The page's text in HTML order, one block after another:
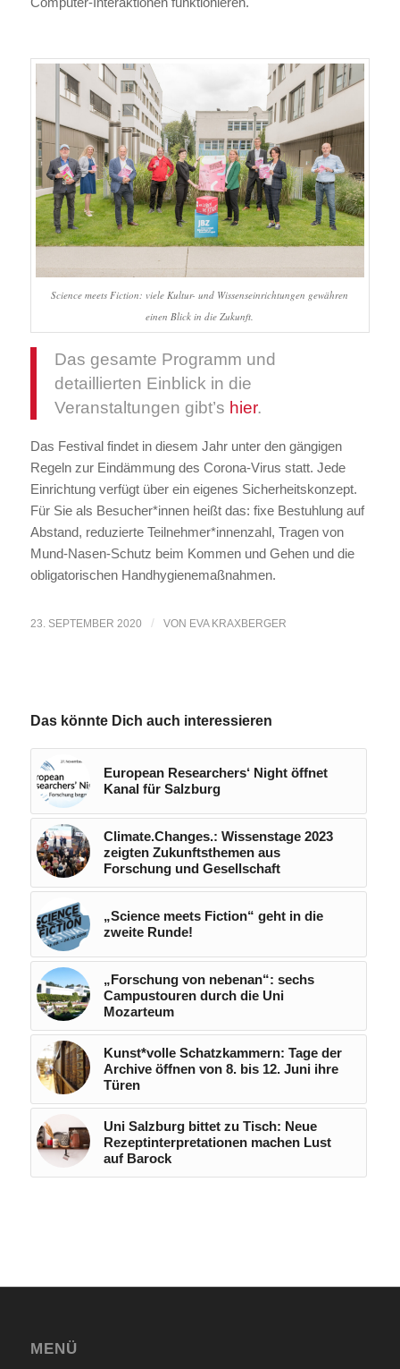
Science meets Fiction: viele Kultur- und Wissenseinrichtungen gewähren
einen Blick in die Zukunft.
Das gesamte Programm und
detaillierten Einblick in die
Veranstaltungen gibt’s hier.
Das Festival findet in diesem Jahr unter den gängigen
Regeln zur Eindämmung des Corona-Virus statt. Jede
Einrichtung verfügt über ein eigenes Sicherheitskonzept.
Für Sie als Besucher*innen heißt das: fixe Bestuhlung auf
Abstand, reduzierte Teilnehmer*innenzahl, Tragen von
Mund-Nasen-Schutz beim Kommen und Gehen und die
obligatorischen Handhygienemaßnahmen.
23. SEPTEMBER 2020 / VON EVA KRAXBERGER
Das könnte Dich auch interessieren
European Researchers‘ Night öffnet
Kanal für Salzburg
Climate.Changes.: Wissenstage 2023
zeigten Zukunftsthemen aus
Forschung und Gesellschaft
„Science meets Fiction“ geht in die
zweite Runde!
„Forschung von nebenan“: sechs
Campustouren durch die Uni
Mozarteum
Kunst*volle Schatzkammern: Tage der
Archive öffnen von 8. bis 12. Juni ihre
Türen
Uni Salzburg bittet zu Tisch: Neue
Rezeptinterpretationen machen Lust
auf Barock
MENÜ